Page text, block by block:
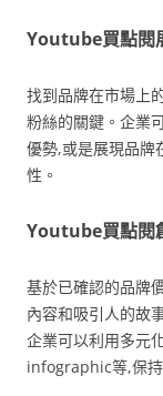
Youtube買點閱
找到品牌在市場上
粉絲的關鍵。企業
優勢,或是展現品牌
性。
Youtube買點閱
基於已確認的品牌
內容和吸引人的故
企業可以利用多元
infographic等,保持